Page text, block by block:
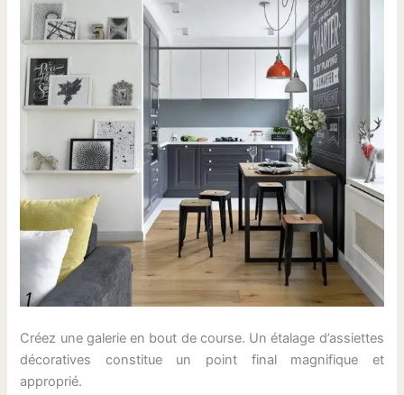
Créez une galerie en bout de course. Un étalage d’assiettes
décoratives constitue un point final magnifique et
approprié.